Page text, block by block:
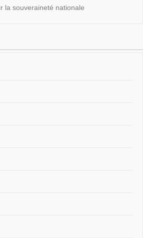
la souveraineté nationale